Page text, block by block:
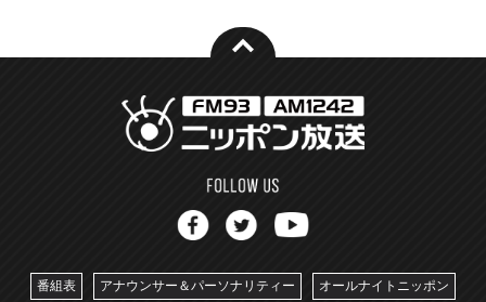
番組表 アナウンサー＆パーソナリティー オールナイトニッポン